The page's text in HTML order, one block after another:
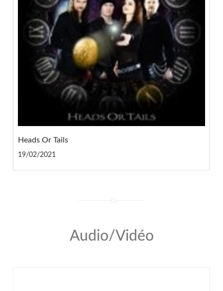
Heads Or Tails
19/02/2021
Audio/Vidéo